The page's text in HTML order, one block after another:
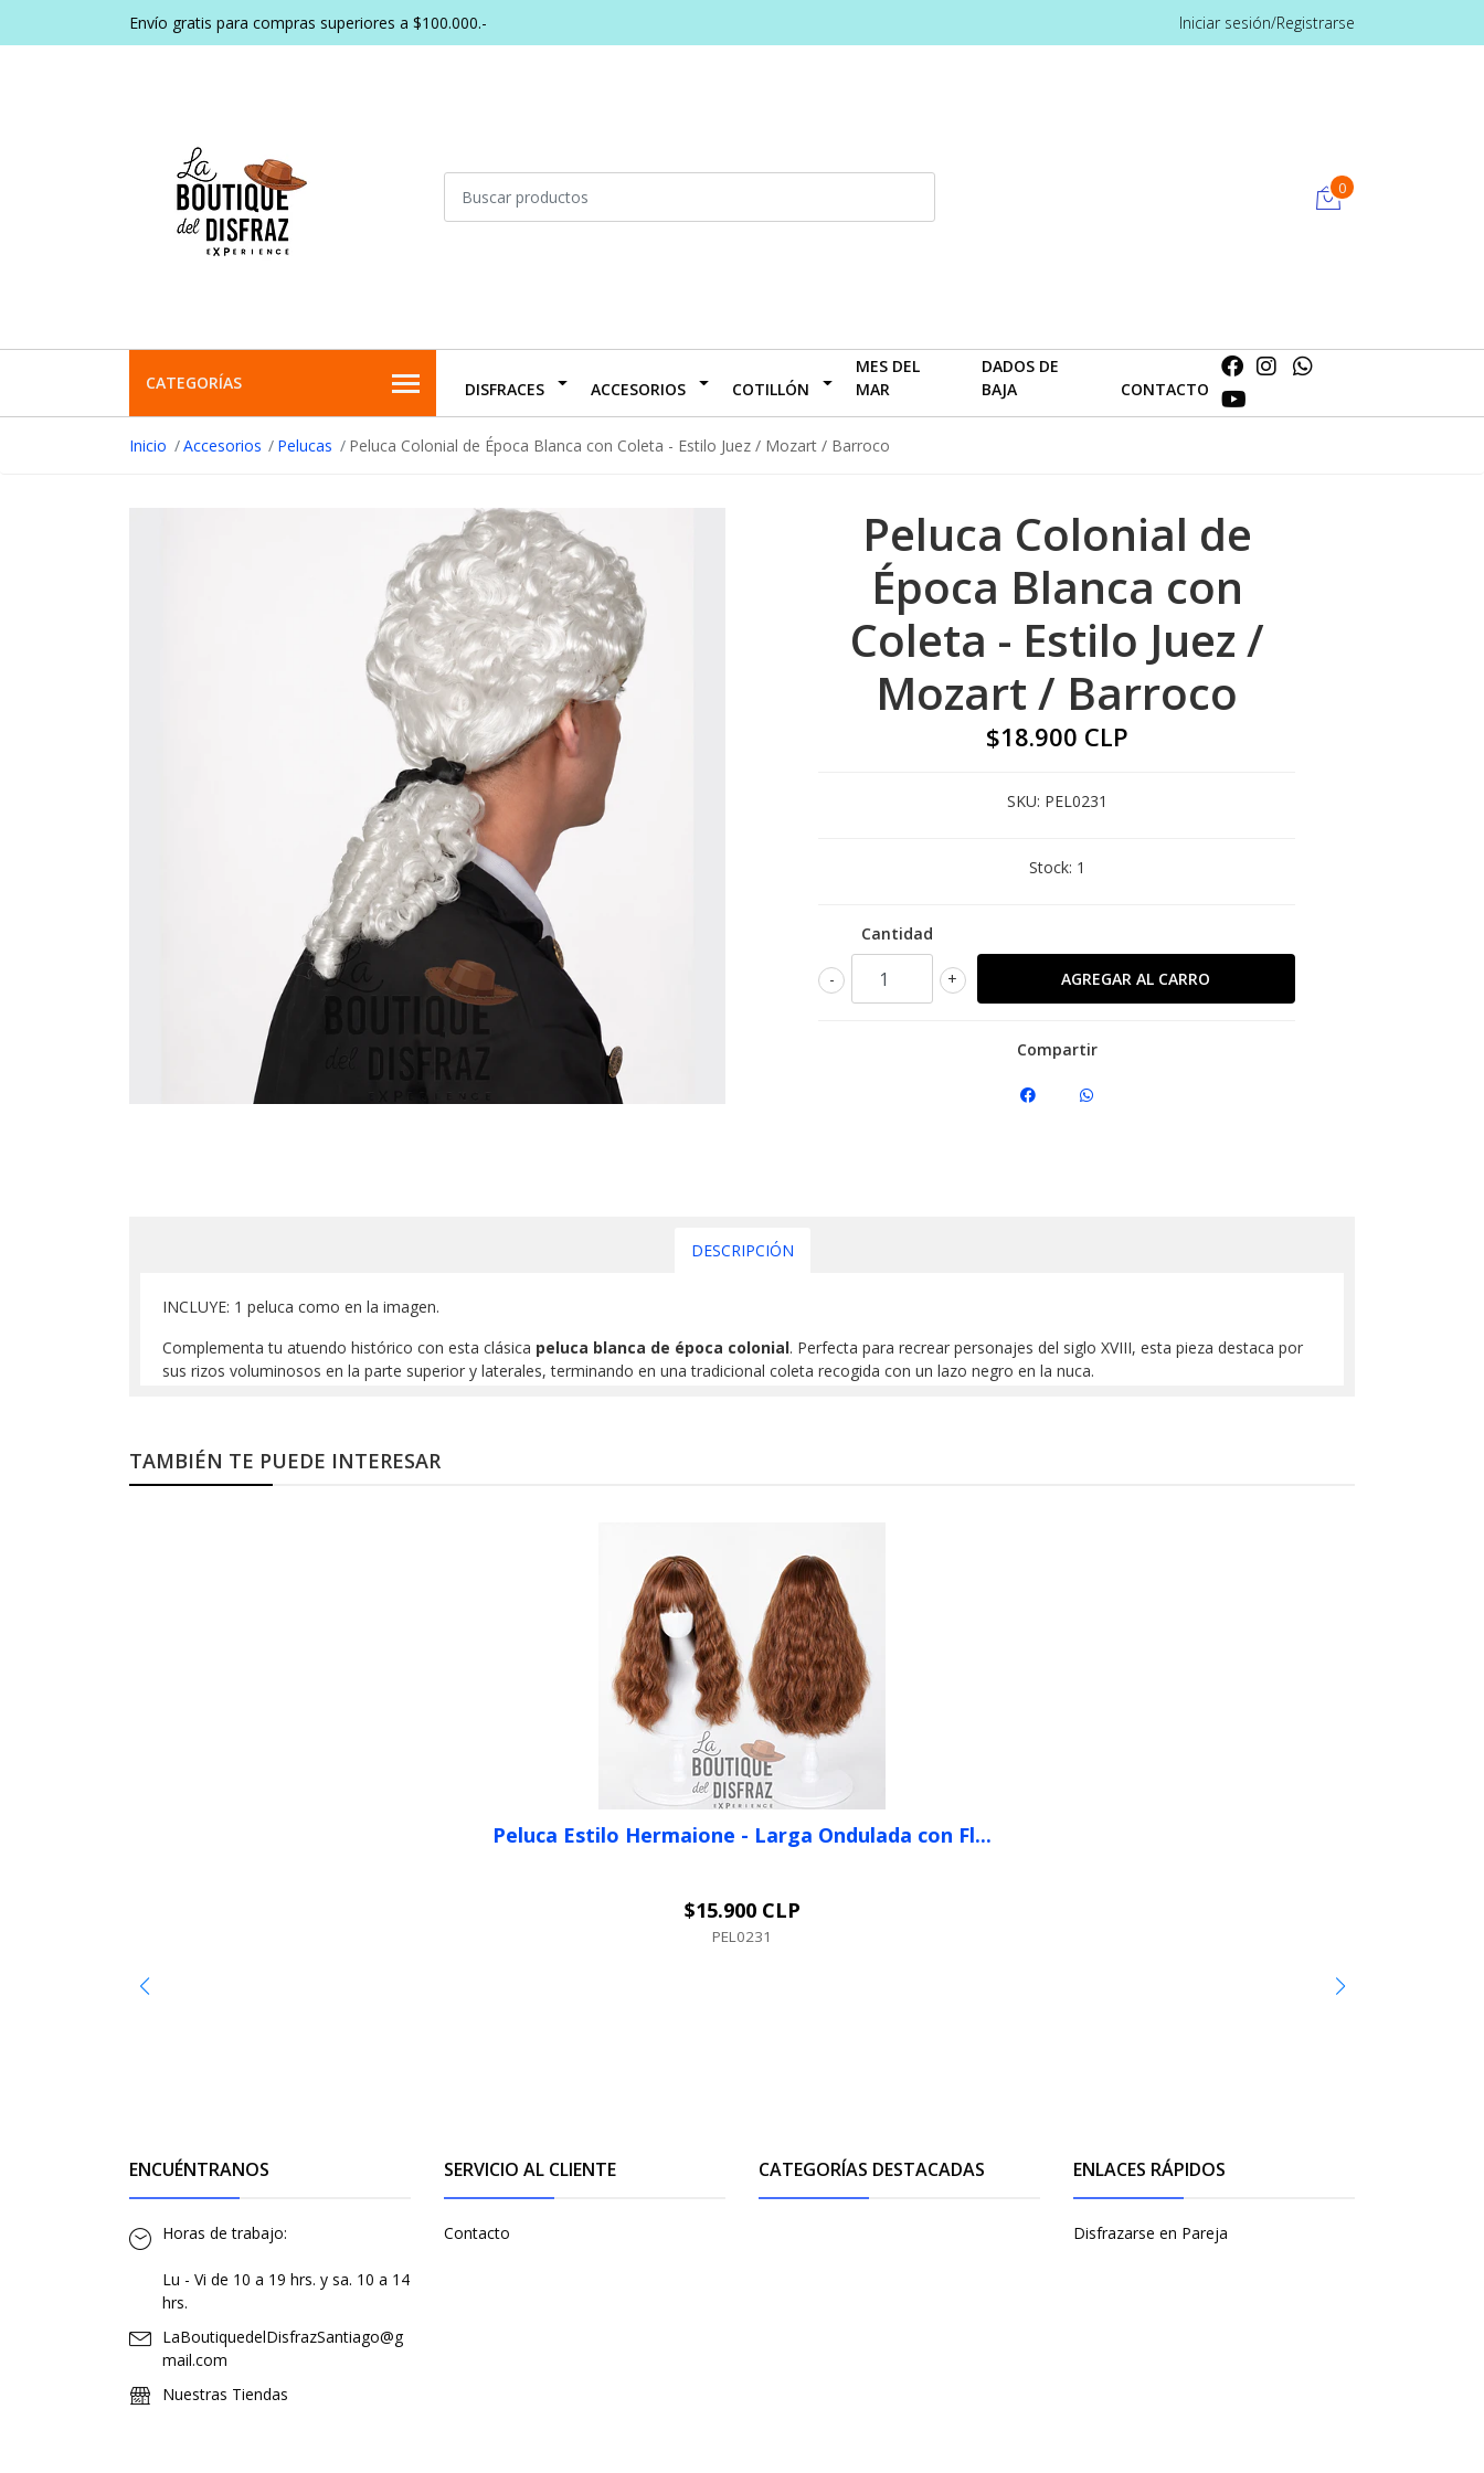
Envío gratis para compras superiores a $100.000.- Iniciar sesión/Registrarse
0
CATEGORÍAS DISFRACES ACCESORIOS COTILLÓN
MES DEL
MAR
DADOS DE
BAJA
CONTACTO
Inicio Accesorios Pelucas Peluca Colonial de Época Blanca con Coleta - Estilo Juez / Mozart / Barroco
Peluca Colonial de
Época Blanca con
Coleta - Estilo Juez /
Mozart / Barroco
$18.900 CLP
SKU: PEL0231
Stock: 1
Cantidad
+
-
Compartir
DESCRIPCIÓN
INCLUYE: 1 peluca como en la imagen.
Complementa tu atuendo histórico con esta clásica peluca blanca de época colonial. Perfecta para recrear personajes del siglo XVIII, esta pieza destaca por
sus rizos voluminosos en la parte superior y laterales, terminando en una tradicional coleta recogida con un lazo negro en la nuca.
TAMBIÉN TE PUEDE INTERESAR
Peluca Estilo Hermaione - Larga Ondulada con Fl...
$15.900 CLP
PEL0231
ENCUÉNTRANOS
Horas de trabajo:
Lu - Vi de 10 a 19 hrs. y sa. 10 a 14
hrs.
LaBoutiquedelDisfrazSantiago@g
mail.com
Nuestras Tiendas
SERVICIO AL CLIENTE
Contacto
CATEGORÍAS DESTACADAS ENLACES RÁPIDOS
Disfrazarse en Pareja